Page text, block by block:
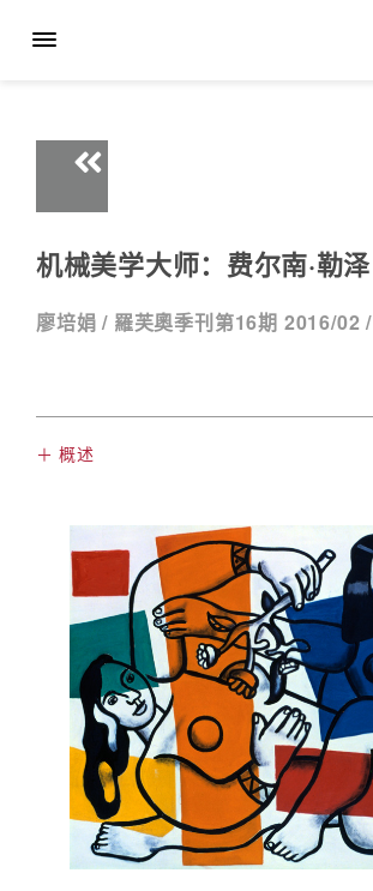
机械美学大师：费尔南·勒泽
廖培娟 / 羅芙奧季刊第16期 2016/02 /
＋ 概述